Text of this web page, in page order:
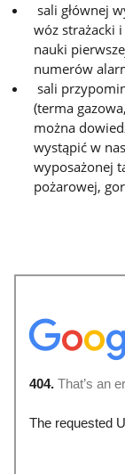
sali głównej
wóz strażacki
nauki
numerów
sali
(terma
można
wystąpić w
wyposażonej
pożarowej,